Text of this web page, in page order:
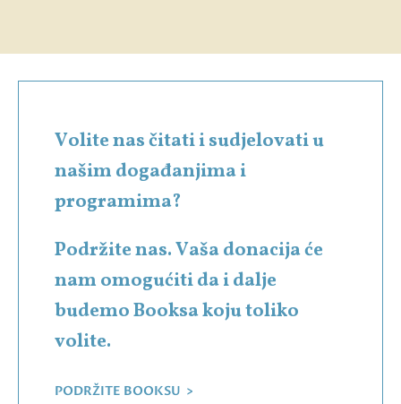
Volite nas čitati i sudjelovati u
našim događanjima i
programima?
Podržite nas. Vaša donacija će
nam omogućiti da i dalje
budemo Booksa koju toliko
volite.
PODRŽITE BOOKSU >